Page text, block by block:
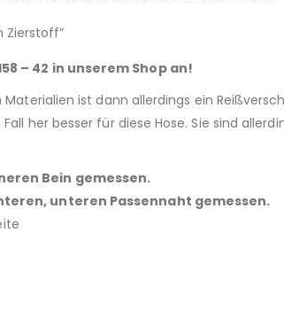
Zierstoff”
– 42 in unserem Shop an!
ist dann allerdings ein
her besser für diese Hose. Sie sind
Bein gemessen.
unteren Passennaht gemessen.